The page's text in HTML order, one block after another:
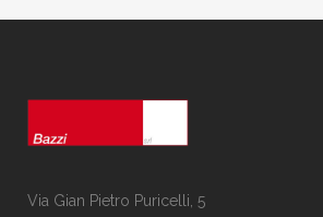
Via Gian Pietro Puricelli, 5